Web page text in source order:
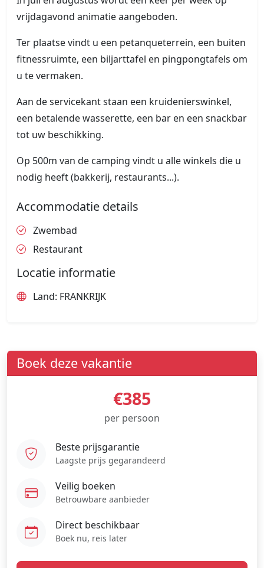
vrijdagavond animatie aangeboden.
Ter plaatse vindt u een petanqueterrein, een buiten
fitnessruimte, een biljarttafel en pingpongtafels om
u te vermaken.
Aan de servicekant staan een kruidenierswinkel,
een betalende wasserette, een bar en een snackbar
tot uw beschikking.
Op 500m van de camping vindt u alle winkels die u
nodig heeft (bakkerij, restaurants...).
Accommodatie details
Zwembad
Restaurant
Locatie informatie
Land: FRANKRIJK
Boek deze vakantie
€385
per persoon
Beste prijsgarantie
Laagste prijs gegarandeerd
Veilig boeken
Betrouwbare aanbieder
Direct beschikbaar
Boek nu, reis later